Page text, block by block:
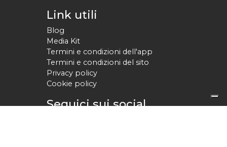
Link utili
Blog
Media Kit
Termini e condizioni dell'app
Termini e condizioni del sito
Privacy policy
Cookie policy
Seguici sui social